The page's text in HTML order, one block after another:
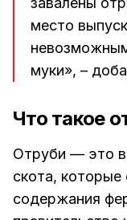
место
муки», –
Что такое
Отруби — это
скота,
содержания